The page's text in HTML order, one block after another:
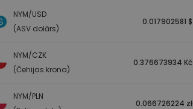
NYM/USD
(ASV dolārs)
0.017902581 $
NYM/CZK
(Čehijas krona)
0.376673934 Kč
NYM/PLN
0.066726224 zł